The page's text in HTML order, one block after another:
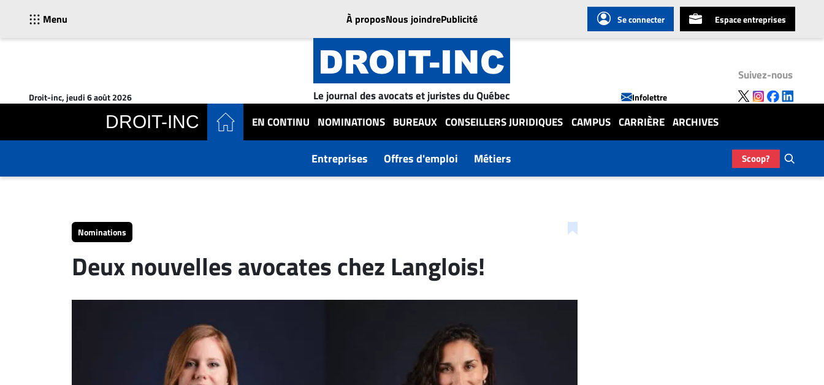
Menu À proposNous joindrePublicité Se connecter Espace entreprises
Droit-inc, jeudi 6 août 2026 Le journal des avocats et juristes du Québec Infolettre
Suivez-nous
DROIT-INC EN CONTINU NOMINATIONS BUREAUX CONSEILLERS JURIDIQUES CAMPUS CARRIÈRE ARCHIVES
Entreprises Offres d'emploi Métiers Scoop?
En
Nominations
Conseillers
CARRIÈRE
Nominations
Deux nouvelles avocates chez Langlois!